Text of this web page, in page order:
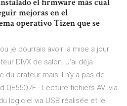
el firmware más cual
mejoras en el
operativo Tizen que se
je pourrais avoir la mise a jour
DIVX de salon. J'ai déja
du crateur mais il n'y a pas de
QE55Q7F - Lecture fichiers AVI via
logiciel via USB réalisée et le